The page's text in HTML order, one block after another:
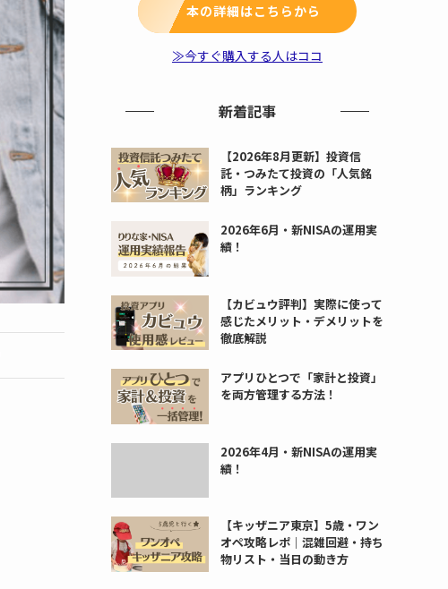
本の詳細はこちらから
≫今すぐ購入する人はココ
新着記事
【2026年8月更新】投資信
託・つみたて投資の「人気銘
柄」ランキング
2026年6月・新NISAの運用実
績！
【カビュウ評判】実際に使って
感じたメリット・デメリットを
徹底解説
アプリひとつで「家計と投資」
を両方管理する方法！
2026年4月・新NISAの運用実
績！
【キッザニア東京】5歳・ワン
オペ攻略レポ｜混雑回避・持ち
物リスト・当日の動き方